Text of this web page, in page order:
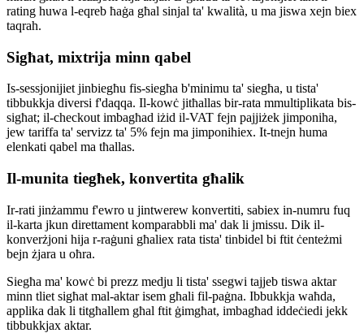
rating huwa l-eqreb ħaġa għal sinjal ta' kwalità, u ma jiswa xejn biex
taqrah.
Sigħat, mixtrija minn qabel
Is-sessjonijiet jinbiegħu fis-siegħa b'minimu ta' siegħa, u tista'
tibbukkja diversi f'daqqa. Il-kowċ jitħallas bir-rata mmultiplikata bis-
sigħat; il-checkout imbagħad iżid il-VAT fejn pajjiżek jimponiha,
jew tariffa ta' servizz ta' 5% fejn ma jimponihiex. It-tnejn huma
elenkati qabel ma tħallas.
Il-munita tiegħek, konvertita għalik
Ir-rati jinżammu f'ewro u jintwerew konvertiti, sabiex in-numru fuq
il-karta jkun direttament komparabbli ma' dak li jmissu. Dik il-
konverżjoni hija r-raġuni għaliex rata tista' tinbidel bi ftit ċenteżmi
bejn żjara u oħra.
Siegħa ma' kowċ bi prezz medju li tista' ssegwi tajjeb tiswa aktar
minn tliet sigħat mal-aktar isem għali fil-paġna. Ibbukkja waħda,
applika dak li titgħallem għal ftit ġimgħat, imbagħad iddeċiedi jekk
tibbukkjax aktar.